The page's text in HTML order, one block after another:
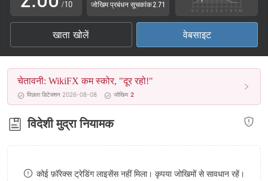
3
4
5
6
7
8
9
1
2
3
4
5
6
7
1
2
3
4
5
6
7
/10
जोखिम प्रबंधन सूचकांक2.71
खाता खोलें वेबसाइट
चेतावनी: WikiFX कम स्कोर, "दूर रहो!"
पिछला डिटेक्शन 2026-08-08 जोखिम 2
विदेशी मुद्रा नियामक
कोई फ़ॉरेक्स ट्रेडिंग लाइसेंस नहीं मिला। कृपया जोखिमों से सावधान रहें।